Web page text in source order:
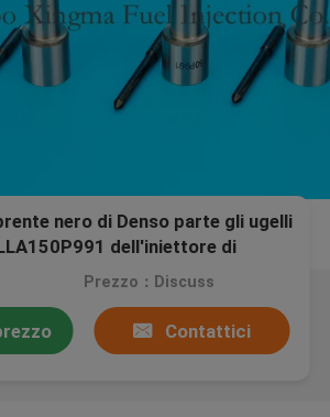
nero di Denso parte gli ugelli
dell'iniettore di
Prezzo：Discuss
Contattici